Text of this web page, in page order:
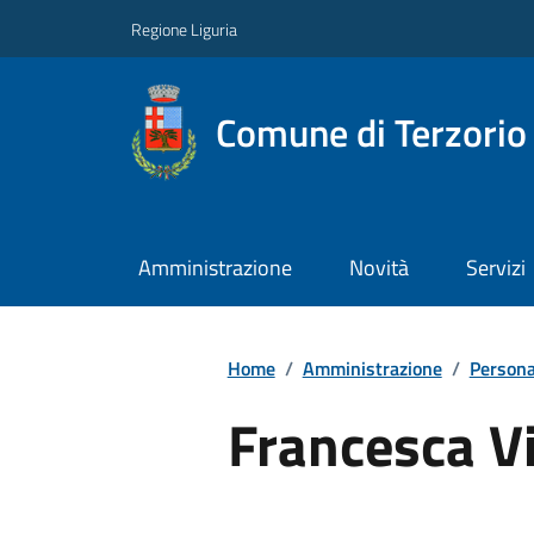
Regione Liguria
Comune di Terzorio
Amministrazione Novità Servizi
Home / Amministrazione /
Francesca